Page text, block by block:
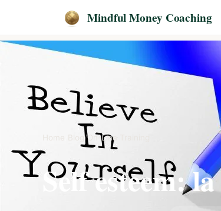
Mindful Money Coaching
Home /On-Line Training
Self esteem: